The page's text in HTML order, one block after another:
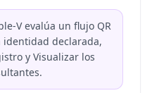
V evalúa un flujo QR
identidad declarada,
y Visualizar los